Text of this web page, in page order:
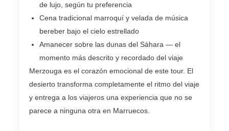
de lujo, según tu preferencia
Cena tradicional marroquí y velada de música
bereber bajo el cielo estrellado
Amanecer sobre las dunas del Sáhara — el
momento más descrito y recordado del viaje
Merzouga es el corazón emocional de este tour. El
desierto transforma completamente el ritmo del viaje
y entrega a los viajeros una experiencia que no se
parece a ninguna otra en Marruecos.